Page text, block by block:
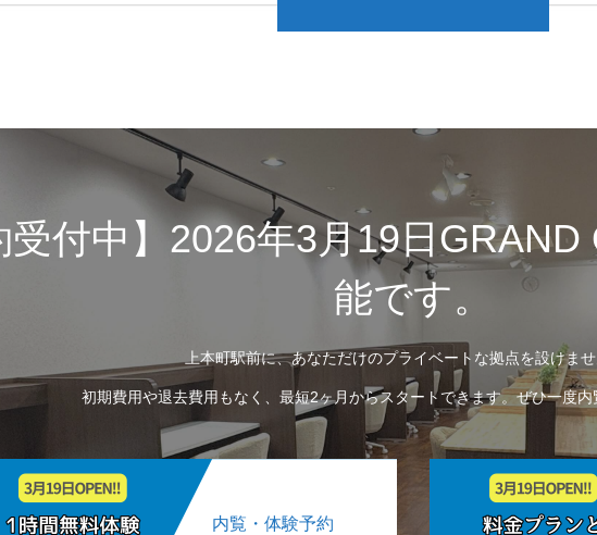
受付中】2026年3月19日
能です。
上本町駅前に、あなただけのプライベートな拠点を設けませ
初期費用や退去費用もなく、最短2ヶ月からスタートできます。ぜひ一度内
内覧・体験予約